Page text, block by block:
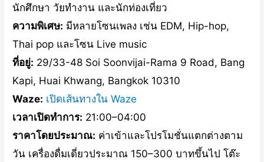
นักศึกษา วัยทำงาน และนักท่องเที่ยว
ความพิเศษ: มีหลายโซนเพลง เช่น EDM, Hip-hop,
Thai pop และโซน Live music
ที่อยู่: 29/33-48 Soi Soonvijai-Rama 9 Road, Bang
Kapi, Huai Khwang, Bangkok 10310
Waze: เปิดเส้นทางใน Waze
เวลาเปิดทำการ: 21:00–04:00
ราคาโดยประมาณ: ค่าเข้าและโปรโมชั่นแตกต่างตาม
วัน เครื่องดื่มเดี่ยวประมาณ 150–300 บาทขึ้นไป โต๊ะ